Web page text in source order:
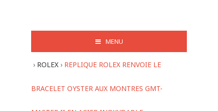
MENU
› ROLEX › REPLIQUE ROLEX RENVOIE LE
BRACELET OYSTER AUX MONTRES GMT-